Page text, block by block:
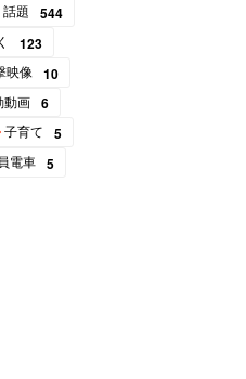
話題 544
123
映像 10
動画 6
子育て 5
電車 5